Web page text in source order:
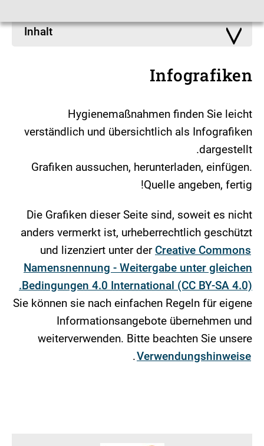
Inhalt
Infografiken
Hygienemaßnahmen finden Sie leicht
verständlich und übersichtlich als Infografiken
dargestellt.
Grafiken aussuchen, herunterladen, einfügen.
Quelle angeben, fertig!
Die Grafiken dieser Seite sind, soweit es nicht
anders vermerkt ist, urheberrechtlich geschützt
und lizenziert unter der Creative Commons
Namensnennung - Weitergabe unter gleichen
Bedingungen 4.0 International (CC BY-SA 4.0).
Sie können sie nach einfachen Regeln für eigene
Informationsangebote übernehmen und
weiterverwenden. Bitte beachten Sie unsere
Verwendungshinweise
.